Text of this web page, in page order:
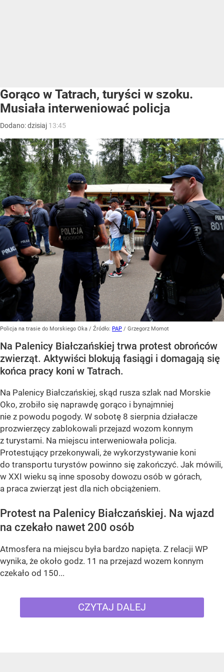
Gorąco w Tatrach, turyści w szoku.
Musiała interweniować policja
Dodano:dzisiaj 13:45
Policja na trasie do Morskiego Oka / Źródło: PAP / Grzegorz Momot
Na Palenicy Białczańskiej trwa protest obrońców
zwierząt. Aktywiści blokują fasiągi i domagają się
końca pracy koni w Tatrach.
Na Palenicy Białczańskiej, skąd rusza szlak nad Morskie
Oko, zrobiło się naprawdę gorąco i bynajmniej
nie z powodu pogody. W sobotę 8 sierpnia działacze
prozwierzęcy zablokowali przejazd wozom konnym
z turystami. Na miejscu interweniowała policja.
Protestujący przekonywali, że wykorzystywanie koni
do transportu turystów powinno się zakończyć. Jak mówili,
w XXI wieku są inne sposoby dowozu osób w górach,
a praca zwierząt jest dla nich obciążeniem.
Protest na Palenicy Białczańskiej. Na wjazd
na czekało nawet 200 osób
Atmosfera na miejscu była bardzo napięta. Z relacji WP
wynika, że około godz. 11 na przejazd wozem konnym
czekało od 150...
CZYTAJ DALEJ